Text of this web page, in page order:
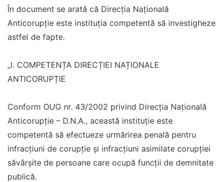
În document se arată că Direcția Națională
Anticorupție este instituția competentă să investigheze
astfel de fapte.
„I. COMPETENȚA DIRECȚIEI NAȚIONALE
ANTICORUPȚIE
Conform OUG nr. 43/2002 privind Direcția Națională
Anticorupție – D.N.A., această instituție este
competentă să efectueze urmărirea penală pentru
infracțiuni de corupție și infracțiuni asimilate corupției
săvârșite de persoane care ocupă funcții de demnitate
publică.